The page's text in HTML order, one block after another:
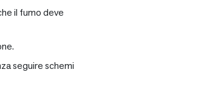
il fumo deve
seguire schemi